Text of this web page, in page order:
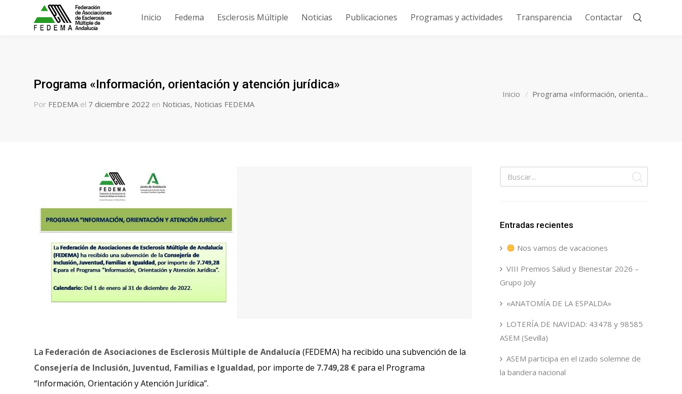
Inicio Fedema Esclerosis Múltiple Noticias Publicaciones Programas y actividades Transparencia Contactar
Programa «Información, orientación y atención jurídica»
Por FEDEMA el 7 diciembre 2022 en Noticias, Noticias FEDEMA
Inicio Programa «Información, orienta...
La Federación de Asociaciones de Esclerosis Múltiple de Andalucía (FEDEMA) ha recibido una subvención de la
Consejería de Inclusión, Juventud, Familias e Igualdad, por importe de 7.749,28 € para el Programa
“Información, Orientación y Atención Jurídica”.
Entradas recientes
Nos vamos de vacaciones
VIII Premios Salud y Bienestar 2026 –
Grupo Joly
«ANATOMÍA DE LA ESPALDA»
LOTERÍA DE NAVIDAD: 43478 y 98585
ASEM (Sevilla)
ASEM participa en el izado solemne de
la bandera nacional